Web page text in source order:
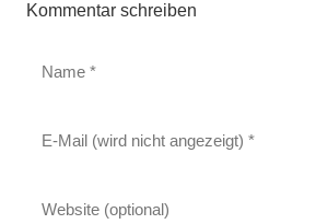
Kommentar schreiben